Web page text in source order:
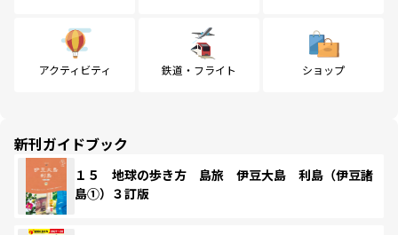
アクティビティ 鉄道・フライト ショップ
新刊ガイドブック
１５ 地球の歩き方 島旅 伊豆大島 利島（伊豆諸
島①）３訂版